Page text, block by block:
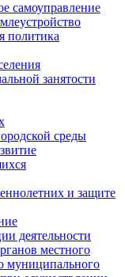
самоуправление
политика
занятости
среды
и защите
деятельности
местного
муниципального